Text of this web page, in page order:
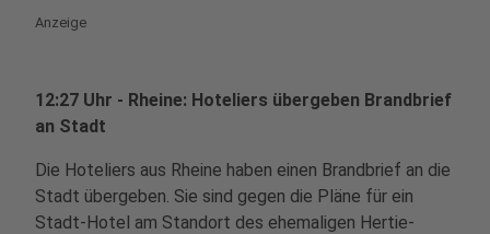
Anzeige
12:27 Uhr - Rheine: Hoteliers übergeben Brandbrief
an Stadt
Die Hoteliers aus Rheine haben einen Brandbrief an die
Stadt übergeben. Sie sind gegen die Pläne für ein
Stadt-Hotel am Standort des ehemaligen Hertie-